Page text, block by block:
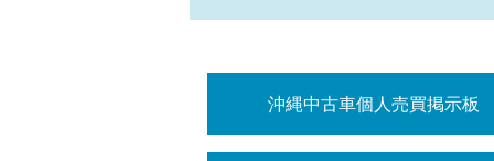
沖縄中古車個人売買掲示板